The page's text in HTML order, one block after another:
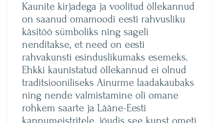
Kaunite kirjadega ja voolitud õllekannud
on saanud omamoodi eesti rahvusliku
käsitöö sümboliks ning sageli
nenditakse, et need on eesti
rahvakunsti esinduslikumaks esemeks.
Ehkki kaunistatud õllekannud ei olnud
traditsiooniliseks Ainurme laadakaubaks
ning nende valmistamine oli omane
rohkem saarte ja Lääne-Eesti